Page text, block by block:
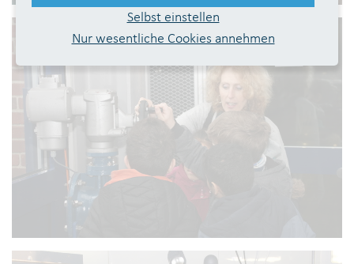
Selbst einstellen
Nur wesentliche Cookies annehmen